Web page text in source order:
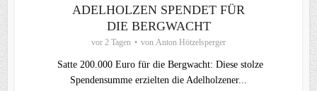
ADELHOLZEN SPENDET FÜR
DIE BERGWACHT
vor 2 Tagen von Anton Hötzelsperger
Satte 200.000 Euro für die Bergwacht: Diese stolze
Spendensumme erzielten die Adelholzener...